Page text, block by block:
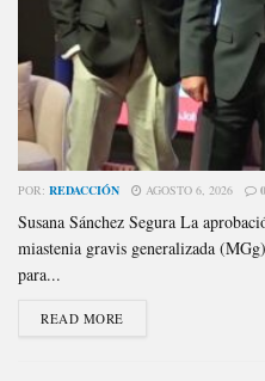
POR: REDACCIÓN AGOSTO 6, 2026 0
Susana Sánchez Segura La
miastenia gravis generalizada
para...
READ MORE